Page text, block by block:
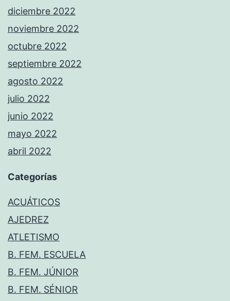
diciembre 2022
noviembre 2022
octubre 2022
septiembre 2022
agosto 2022
julio 2022
junio 2022
mayo 2022
abril 2022
Categorías
ACUÁTICOS
AJEDREZ
ATLETISMO
B. FEM. ESCUELA
B. FEM. JÚNIOR
B. FEM. SÉNIOR